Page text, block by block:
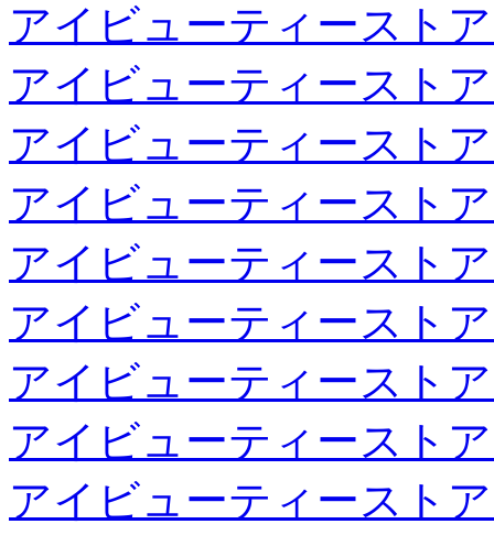
アイビューティースト
アイビューティースト
アイビューティースト
アイビューティースト
アイビューティースト
アイビューティースト
アイビューティースト
アイビューティースト
アイビューティースト